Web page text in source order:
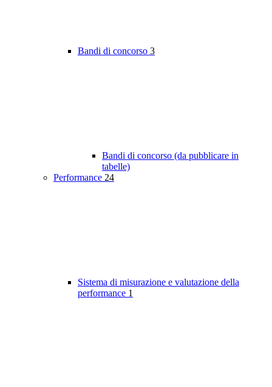
Bandi di concorso 3
Bandi di concorso (da pubblicare in
tabelle)
Performance 24
Sistema di misurazione e valutazione della
performance 1